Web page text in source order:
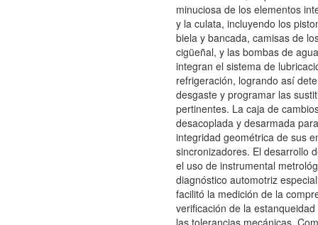
minuciosa de los elementos
y la culata, incluyendo los
biela y bancada, camisas de
cigüeñal, y las bombas de
integran el sistema de
refrigeración, logrando así
desgaste y programar las
pertinentes. La caja de
desacoplada y desarmada
integridad geométrica de sus
sincronizadores. El desarrollo
el uso de instrumental
diagnóstico automotriz
facilitó la medición de la
verificación de la
las tolerancias mecánicas.